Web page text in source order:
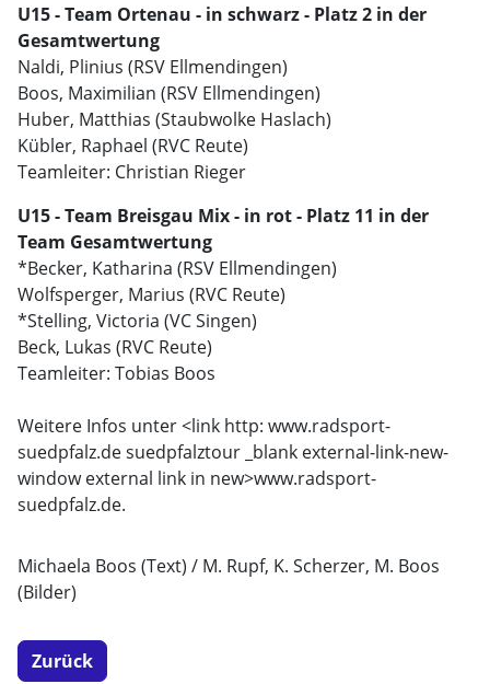
U15 - Team Ortenau - in schwarz - Platz 2 in der
Gesamtwertung
Naldi, Plinius (RSV Ellmendingen)
Boos, Maximilian (RSV Ellmendingen)
Huber, Matthias (Staubwolke Haslach)
Kübler, Raphael (RVC Reute)
Teamleiter: Christian Rieger
U15 - Team Breisgau Mix - in rot - Platz 11 in der
Team Gesamtwertung
*Becker, Katharina (RSV Ellmendingen)
Wolfsperger, Marius (RVC Reute)
*Stelling, Victoria (VC Singen)
Beck, Lukas (RVC Reute)
Teamleiter: Tobias Boos
Weitere Infos unter <link http: www.radsport-
suedpfalz.de suedpfalztour _blank external-link-new-
window external link in new>www.radsport-
suedpfalz.de.
Michaela Boos (Text) / M. Rupf, K. Scherzer, M. Boos
(Bilder)
Zurück